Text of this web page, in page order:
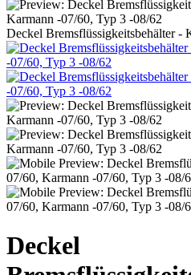
Deckel Bremsflüssigkeitsbehälter -
Deckel